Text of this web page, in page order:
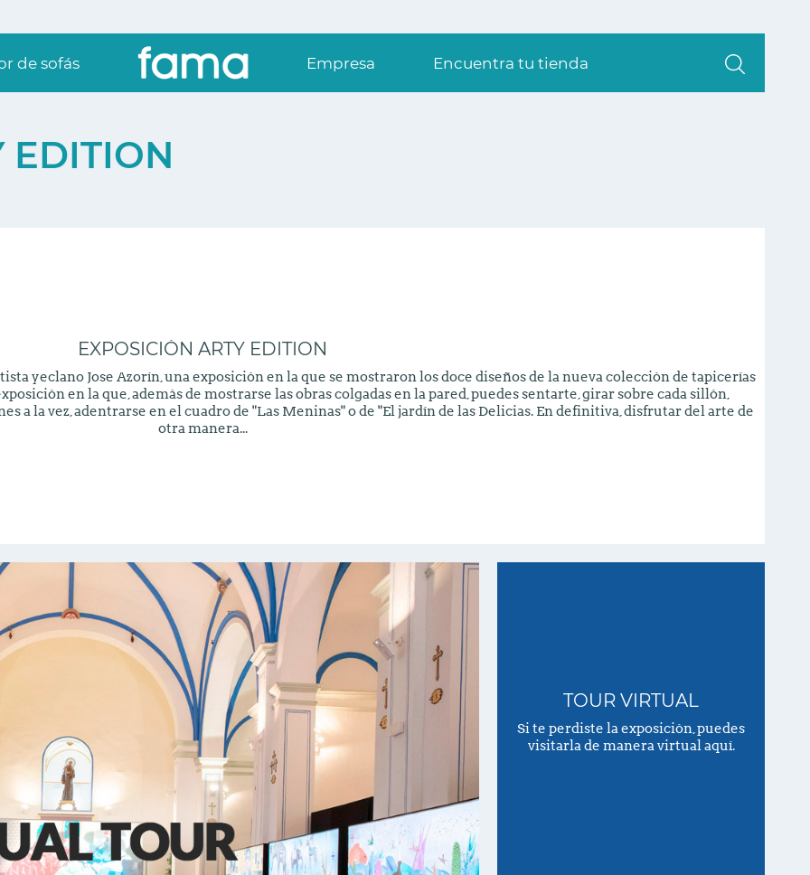
de sofás Empresa Encuentra tu tienda
EDITION
EXPOSICIÓN ARTY EDITION
yeclano Jose Azorín, una exposición en la que se mostraron los doce diseños de la nueva colección de tapicerías
en la que, además de mostrarse las obras colgadas en la pared, puedes sentarte, girar sobre cada sillón,
a la vez, adentrarse en el cuadro de "Las Meninas" o de "El jardín de las Delicias. En definitiva, disfrutar del arte de
otra manera...
TOUR VIRTUAL
Si te perdiste la exposición, puedes
visitarla de manera virtual aquí.